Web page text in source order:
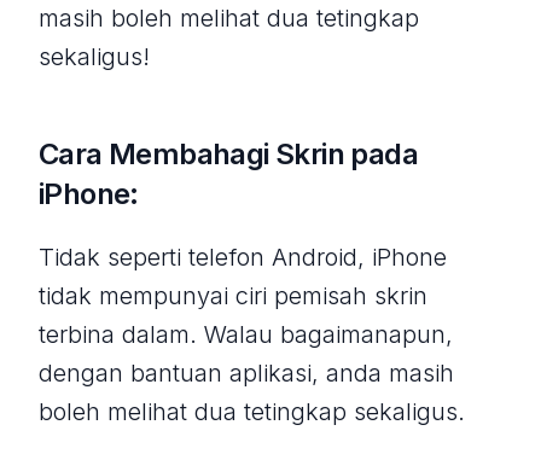
masih boleh melihat dua tetingkap
sekaligus!
Cara Membahagi Skrin pada
iPhone:
Tidak seperti telefon Android, iPhone
tidak mempunyai ciri pemisah skrin
terbina dalam. Walau bagaimanapun,
dengan bantuan aplikasi, anda masih
boleh melihat dua tetingkap sekaligus.